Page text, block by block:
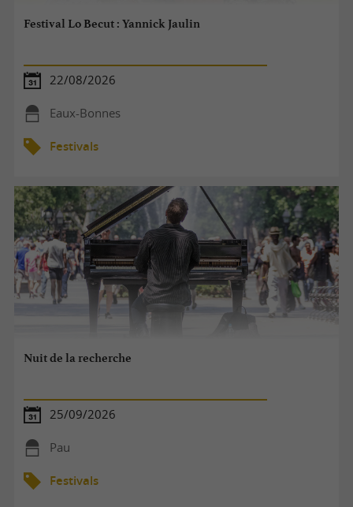
Festival Lo Becut : Yannick Jaulin
22/08/2026
Eaux-Bonnes
Festivals
Nuit de la recherche
25/09/2026
Pau
Festivals